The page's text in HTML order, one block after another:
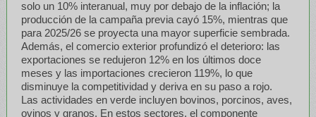
solo un 10% interanual, muy por debajo de la inflación; la
producción de la campaña previa cayó 15%, mientras que
para 2025/26 se proyecta una mayor superficie sembrada.
Además, el comercio exterior profundizó el deterioro: las
exportaciones se redujeron 12% en los últimos doce
meses y las importaciones crecieron 119%, lo que
disminuye la competitividad y deriva en su paso a rojo.
Las actividades en verde incluyen bovinos, porcinos, aves,
ovinos y granos. En estos sectores, el componente